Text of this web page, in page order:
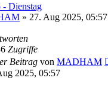
- Dienstag
» 27. Aug 2025, 05:57
Zugriffe
Beitrag von MADHAM
2025, 05:57